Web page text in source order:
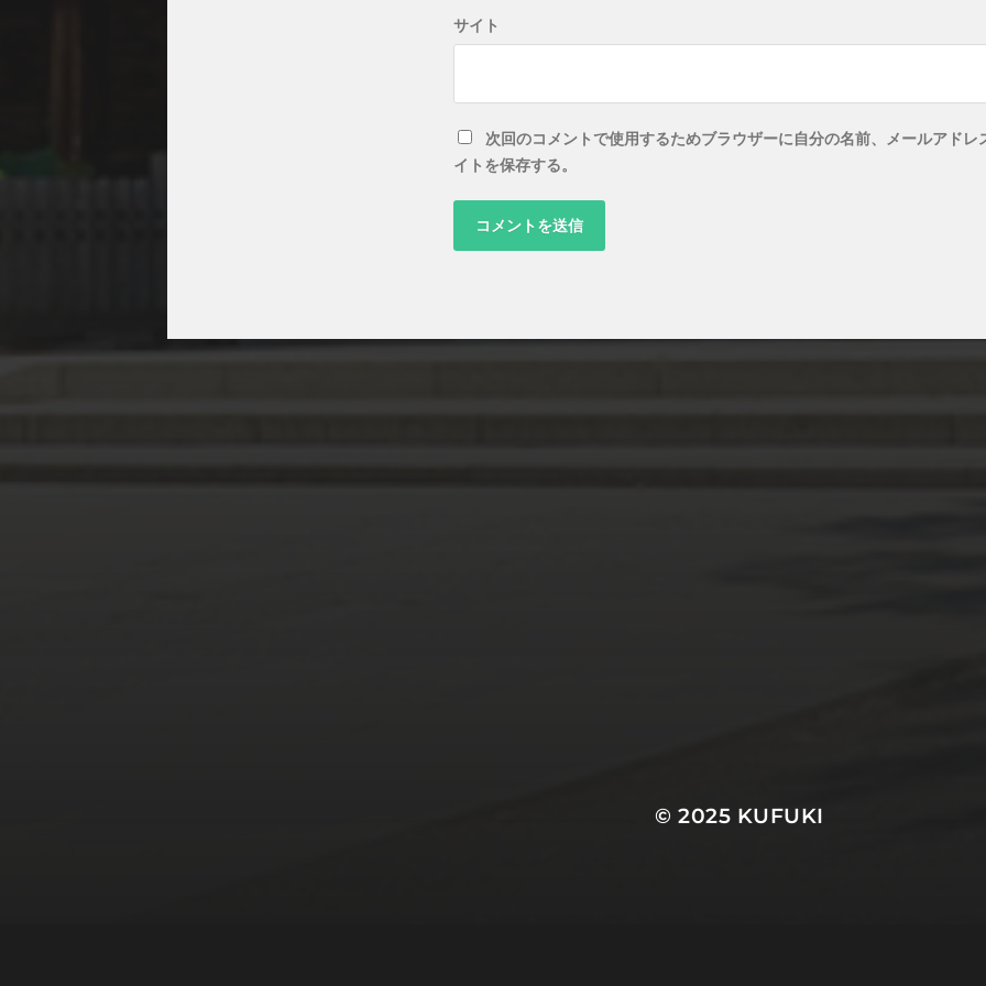
サイト
次回のコメントで使用するためブラウザーに自分の名前、メールアドレ
イトを保存する。
© 2025 KUFUKI